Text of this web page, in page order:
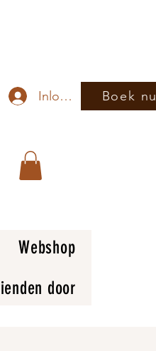
Inloggen Boek nu
Webshop
door